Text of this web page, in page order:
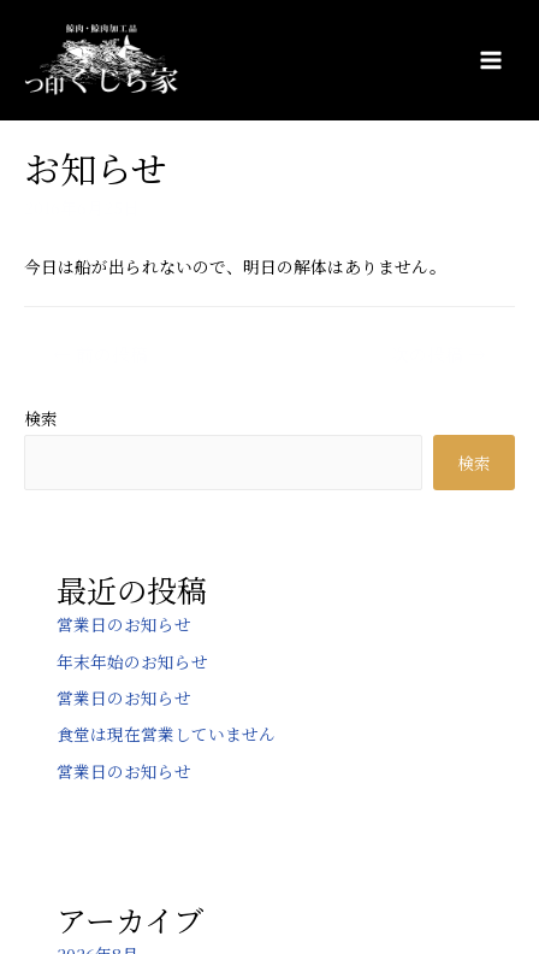
Main
お知らせ
今日は船が出られないので、明日の解体はありません。
ナ
検索
検索
最近の投稿
営業日のお知らせ
年末年始のお知らせ
営業日のお知らせ
食堂は現在営業していません
営業日のお知らせ
アーカイブ